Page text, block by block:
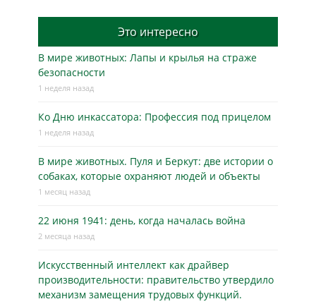
Это интересно
В мире животных: Лапы и крылья на страже
безопасности
1 неделя назад
Ко Дню инкассатора: Профессия под прицелом
1 неделя назад
В мире животных. Пуля и Беркут: две истории о
собаках, которые охраняют людей и объекты
1 месяц назад
22 июня 1941: день, когда началась война
2 месяца назад
Искусственный интеллект как драйвер
производительности: правительство утвердило
механизм замещения трудовых функций.